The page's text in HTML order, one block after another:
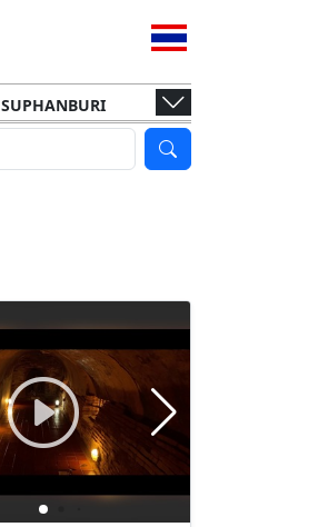
SUPHANBURI